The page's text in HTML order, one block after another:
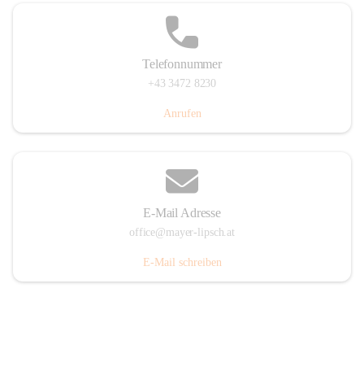
Telefonnummer
+43 3472 8230
Anrufen
E-Mail Adresse
office@mayer-lipsch.at
E-Mail schreiben